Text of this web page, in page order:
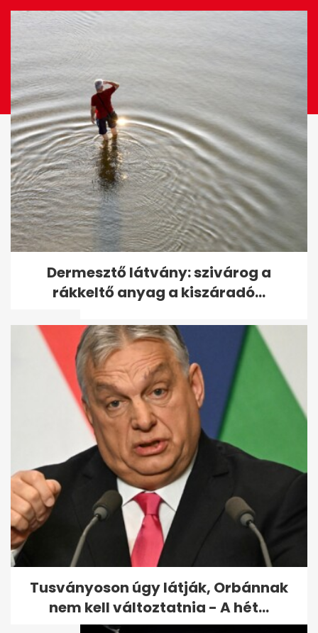
Példátlan baki a Magyar
Pétert lejárató oldalon, a
Lidlnek...
Orbán Viktor felfedte a nagy
tervét: a gazdasági
semlegességről...
Dermesztő látvány: szivárog a
rákkeltő anyag a kiszáradó...
Tusványoson úgy látják, Orbánnak
nem kell változtatnia - A hét...